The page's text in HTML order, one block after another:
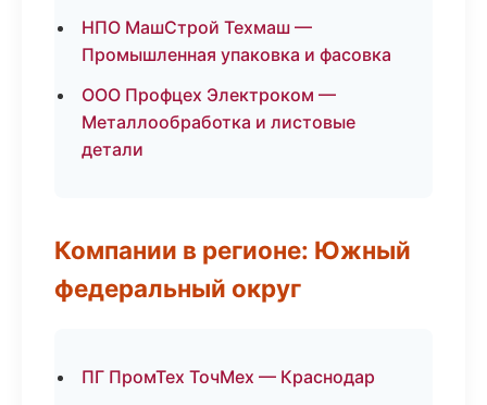
НПО МашСтрой Техмаш —
Промышленная упаковка и фасовка
ООО Профцех Электроком —
Металлообработка и листовые
детали
Компании в регионе: Южный
федеральный округ
ПГ ПромТех ТочМех — Краснодар